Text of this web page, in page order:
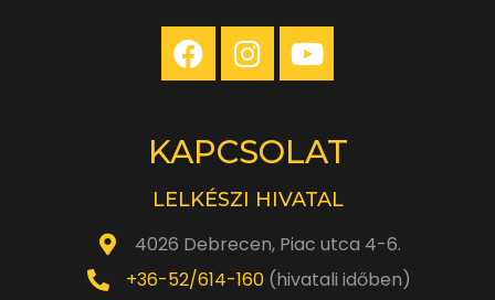
KAPCSOLAT
LELKÉSZI HIVATAL
4026 Debrecen, Piac utca 4-6.
+36-52/614-160(hivatali időben)